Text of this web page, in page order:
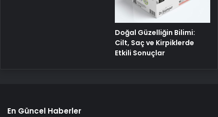
Doğal Güzelliğin Bilimi:
Cilt, Saç ve Kirpiklerde
Etkili Sonuçlar
En Güncel Haberler